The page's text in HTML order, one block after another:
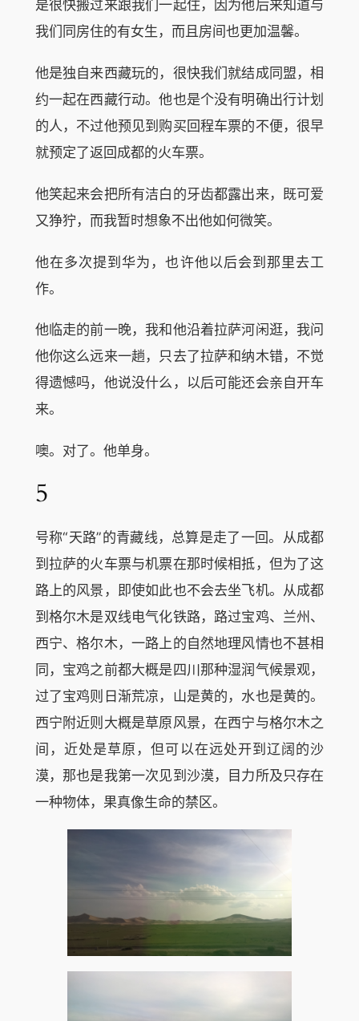
是很快搬过来跟我们一起住，因为他后来知道与
我们同房住的有女生，而且房间也更加温馨。
他是独自来西藏玩的，很快我们就结成同盟，相
约一起在西藏行动。他也是个没有明确出行计划
的人，不过他预见到购买回程车票的不便，很早
就预定了返回成都的火车票。
他笑起来会把所有洁白的牙齿都露出来，既可爱
又狰狞，而我暂时想象不出他如何微笑。
他在多次提到华为，也许他以后会到那里去工
作。
他临走的前一晚，我和他沿着拉萨河闲逛，我问
他你这么远来一趟，只去了拉萨和纳木错，不觉
得遗憾吗，他说没什么，以后可能还会亲自开车
来。
噢。对了。他单身。
5
号称“天路”的青藏线，总算是走了一回。从成都
到拉萨的火车票与机票在那时候相抵，但为了这
路上的风景，即使如此也不会去坐飞机。从成都
到格尔木是双线电气化铁路，路过宝鸡、兰州、
西宁、格尔木，一路上的自然地理风情也不甚相
同，宝鸡之前都大概是四川那种湿润气候景观，
过了宝鸡则日渐荒凉，山是黄的，水也是黄的。
西宁附近则大概是草原风景，在西宁与格尔木之
间，近处是草原，但可以在远处开到辽阔的沙
漠，那也是我第一次见到沙漠，目力所及只存在
一种物体，果真像生命的禁区。